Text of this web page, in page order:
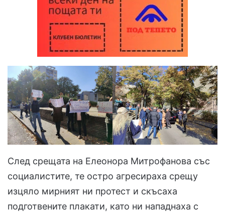
След срещата на Елеонора Митрофанова със
социалистите, те остро агресираха срещу
изцяло мирният ни протест и скъсаха
подготвените плакати, като ни нападнаха с